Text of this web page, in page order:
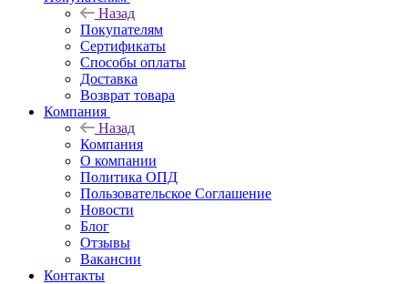
Назад
Покупателям
Сертификаты
Способы оплаты
Доставка
Возврат товара
Компания
Назад
Компания
О компании
Политика ОПД
Пользовательское Соглашение
Новости
Блог
Отзывы
Вакансии
Контакты